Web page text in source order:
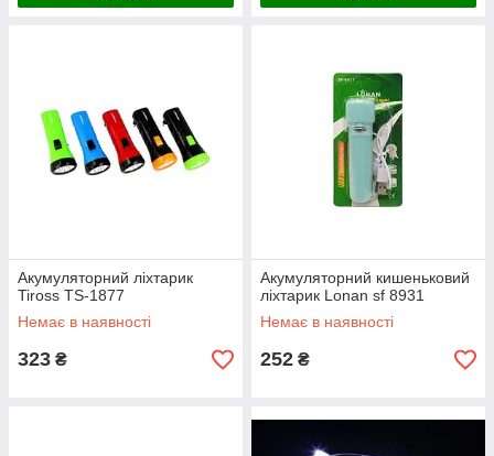
Акумуляторний ліхтарик
Tiross TS-1877
Немає в наявності
323 ₴
Акумуляторний кишеньковий
ліхтарик Lonan sf 8931
Немає в наявності
252 ₴